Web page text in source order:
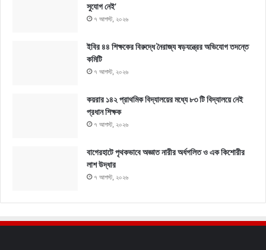
সুযোগ নেই’
৭ আগস্ট, ২০২৬
ইবির ৪৪ শিক্ষকের বিরুদ্ধে নৈরাজ্য ষড়যন্ত্রের অভিযোগ তদন্তে
কমিটি
৭ আগস্ট, ২০২৬
কয়রার ১৪২ প্রাথমিক বিদ্যালয়ের মধ্যে ৮৩ টি বিদ্যালয়ে নেই
প্রধান শিক্ষক
৭ আগস্ট, ২০২৬
বাগেরহাটে পৃথকভাবে অজ্ঞাত নারীর অর্ধগলিত ও এক কিশোরীর
লাশ উদ্ধার
৭ আগস্ট, ২০২৬